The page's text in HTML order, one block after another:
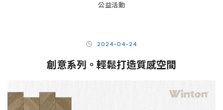
公益活動
2024-04-24
創意系列。輕鬆打造質感空間